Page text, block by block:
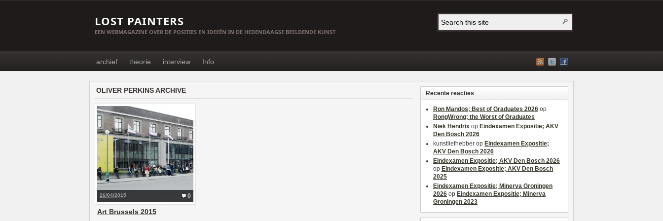
LOST PAINTERS
EEN WEBMAGAZINE OVER DE POSITIES EN IDEEËN IN DE HEDENDAAGSE BEELDENDE KUNST
archief theorie interview Info
OLIVER PERKINS ARCHIVE
0
26/04/2015
Art Brussels 2015
Recente reacties
Ron Mandos; Best of Graduates 2026 op
RongWrong; the Worst of Graduates
Niek Hendrix op Eindexamen Expositie; AKV
Den Bosch 2026
kunstliefhebber op Eindexamen Expositie;
AKV Den Bosch 2026
Eindexamen Expositie; AKV Den Bosch 2026
op Eindexamen Expositie; AKV Den Bosch
2025
Eindexamen Expositie; Minerva Groningen
2026 op Eindexamen Expositie; Minerva
Groningen 2023